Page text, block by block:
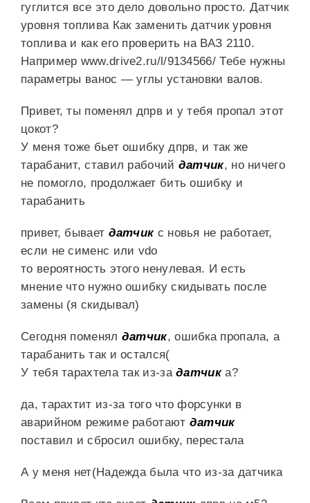
гуглится все это дело довольно просто. Датчик
уровня топлива Как заменить датчик уровня
топлива и как его проверить на ВАЗ 2110.
Например www.drive2.ru/l/9134566/ Тебе нужны
параметры ванос — углы установки валов.
Привет, ты поменял дпрв и у тебя пропал этот
цокот?
У меня тоже бьет ошибку дпрв, и так же
тарабанит, ставил рабочий датчик, но ничего
не помогло, продолжает бить ошибку и
тарабанить
привет, бывает датчик с новья не работает,
если не сименс или vdo
то вероятность этого ненулевая. И есть
мнение что нужно ошибку скидывать после
замены (я скидывал)
Сегодня поменял датчик, ошибка пропала, а
тарабанить так и остался(
У тебя тарахтела так из-задатчика?
да, тарахтит из-за того что форсунки в
аварийном режиме работают датчик
поставил и сбросил ошибку, перестала
А у меня нет(Надежда была что из-за датчика